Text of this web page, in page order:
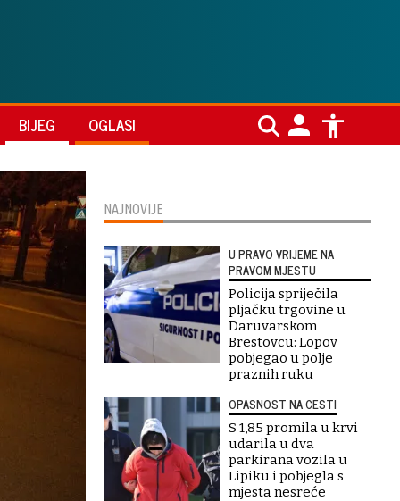
BIJEG OGLASI
NAJNOVIJE
U PRAVO VRIJEME NA
PRAVOM MJESTU
Policija spriječila
pljačku trgovine u
Daruvarskom
Brestovcu: Lopov
pobjegao u polje
praznih ruku
OPASNOST NA CESTI
S 1,85 promila u krvi
udarila u dva
parkirana vozila u
Lipiku i pobjegla s
mjesta nesreće